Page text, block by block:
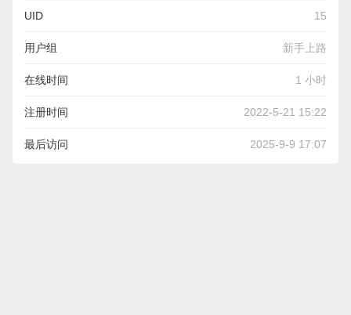
UID 15
用户组 新手上路
在线时间 1 小时
注册时间 2022-5-21 15:22
最后访问 2025-9-9 17:07